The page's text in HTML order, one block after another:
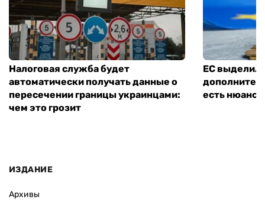
Налоговая служба будет
автоматически получать данные о
пересечении границы украинцами:
чем это грозит
ЕС выделил
есть нюанс
ИЗДАНИЕ
Архивы